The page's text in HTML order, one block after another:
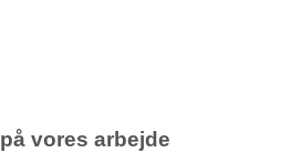
vores arbejde